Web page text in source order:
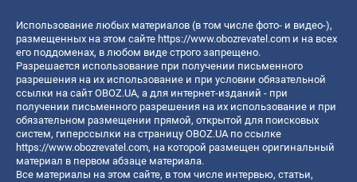
Использование любых материалов (в том числе фото- и видео-),
размещенных на этом сайте https://www.obozrevatel.com и на всех
его поддоменах, в любом виде строго запрещено.
Разрешается использование при получении письменного
разрешения на их использование и при условии обязательной
ссылки на сайт OBOZ.UA, а для интернет-изданий - при
получении письменного разрешения на их использование и при
обязательном размещении прямой, открытой для поисковых
систем, гиперссылки на страницу OBOZ.UA по ссылке
https://www.obozrevatel.com, на которой размещен оригинальный
материал в первом абзаце материала.
Все материалы на этом сайте, в том числе интервью, статьи,